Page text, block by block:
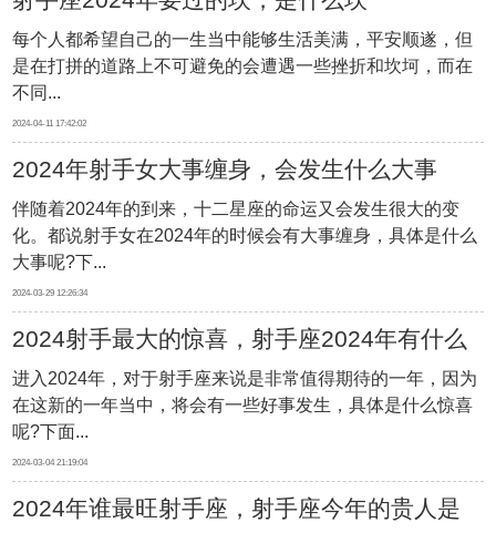
每个人都希望自己的一生当中能够生活美满，平安顺遂，但
是在打拼的道路上不可避免的会遭遇一些挫折和坎坷，而在
不同...
2024-04-11 17:42:02
2024年射手女大事缠身，会发生什么大事
伴随着2024年的到来，十二星座的命运又会发生很大的变
化。都说射手女在2024年的时候会有大事缠身，具体是什么
大事呢?下...
2024-03-29 12:26:34
2024射手最大的惊喜，射手座2024年有什么
惊喜
进入2024年，对于射手座来说是非常值得期待的一年，因为
在这新的一年当中，将会有一些好事发生，具体是什么惊喜
呢?下面...
2024-03-04 21:19:04
2024年谁最旺射手座，射手座今年的贵人是